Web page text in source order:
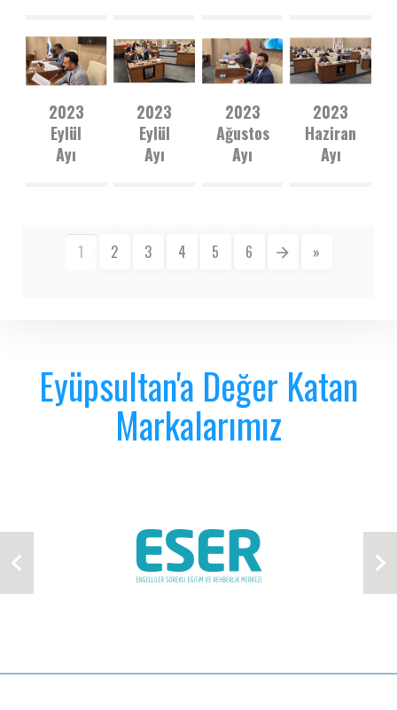
17.10.2023
06.11.2023
05.10.2023 02.10.2023
2023
Eylül
Ayı
2023
Eylül
Ayı
2023
Ağustos
Ayı
2023
Haziran
Ayı
1 2 3 4 5 6 »
Eyüpsultan'a Değer Katan
Markalarımız